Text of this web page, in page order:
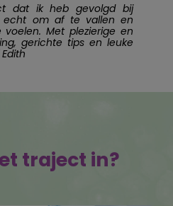
dat ik heb gevolgd bij
echt om af te vallen en
Met plezierige en
gerichte tips en leuke
traject in?